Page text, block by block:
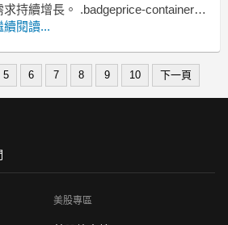
求持續增長。 .badgeprice-container {
flex !important;
續閱讀...
5 6 7 8 9 10 下一頁
美股專區